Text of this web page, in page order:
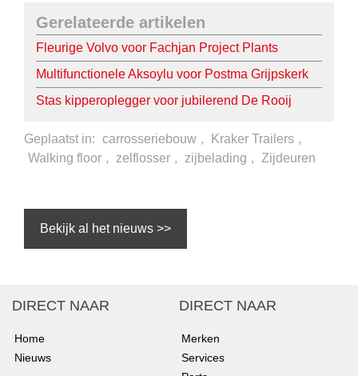
Gerelateerde artikelen
Fleurige Volvo voor Fachjan Project Plants
Multifunctionele Aksoylu voor Postma Grijpskerk
Stas kipperoplegger voor jubilerend De Rooij
Geplaatst in: carrosseriebouw , Kraker Trailers ,
Walking floor , zelflosser , zijbelading , Zijdeuren
Bekijk al het nieuws >>
DIRECT NAAR
Home
Nieuws
DIRECT NAAR
Merken
Services